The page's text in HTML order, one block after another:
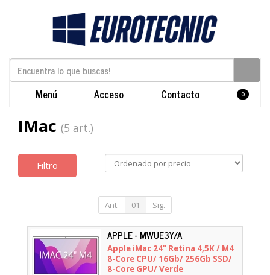
Menú Acceso Contacto 0
IMac (5 art.)
Filtro
Ant. 01 Sig.
APPLE - MWUE3Y/A
Apple iMac 24" Retina 4,5K / M4
8-Core CPU/ 16Gb/ 256Gb SSD/
8-Core GPU/ Verde